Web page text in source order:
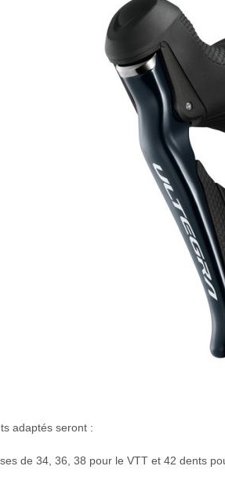
adaptés seront :
de 34, 36, 38 pour le VTT et 42 dents